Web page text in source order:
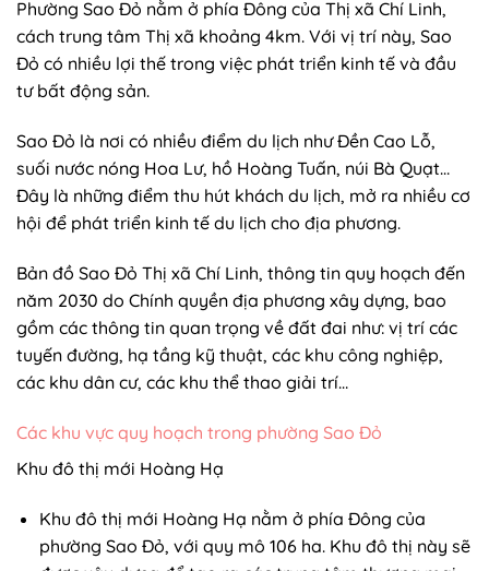
Phường Sao Đỏ nằm ở phía Đông của Thị xã Chí Linh,
cách trung tâm Thị xã khoảng 4km. Với vị trí này, Sao
Đỏ có nhiều lợi thế trong việc phát triển kinh tế và đầu
tư bất động sản.
Sao Đỏ là nơi có nhiều điểm du lịch như Đền Cao Lỗ,
suối nước nóng Hoa Lư, hồ Hoàng Tuấn, núi Bà Quạt…
Đây là những điểm thu hút khách du lịch, mở ra nhiều cơ
hội để phát triển kinh tế du lịch cho địa phương.
Bản đồ Sao Đỏ Thị xã Chí Linh, thông tin quy hoạch đến
năm 2030 do Chính quyền địa phương xây dựng, bao
gồm các thông tin quan trọng về đất đai như: vị trí các
tuyến đường, hạ tầng kỹ thuật, các khu công nghiệp,
các khu dân cư, các khu thể thao giải trí…
Các khu vực quy hoạch trong phường Sao Đỏ
Khu đô thị mới Hoàng Hạ
Khu đô thị mới Hoàng Hạ nằm ở phía Đông của
phường Sao Đỏ, với quy mô 106 ha. Khu đô thị này sẽ